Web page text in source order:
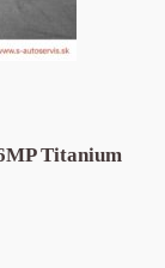
Titanium